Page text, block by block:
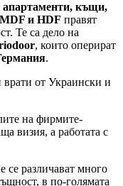
апартаменти, къщи,
и HDF правят
Те са дело на
, които оперират
.
от Украински и
на фирмите-
визия, а работата с
се различават много
в по-голямата